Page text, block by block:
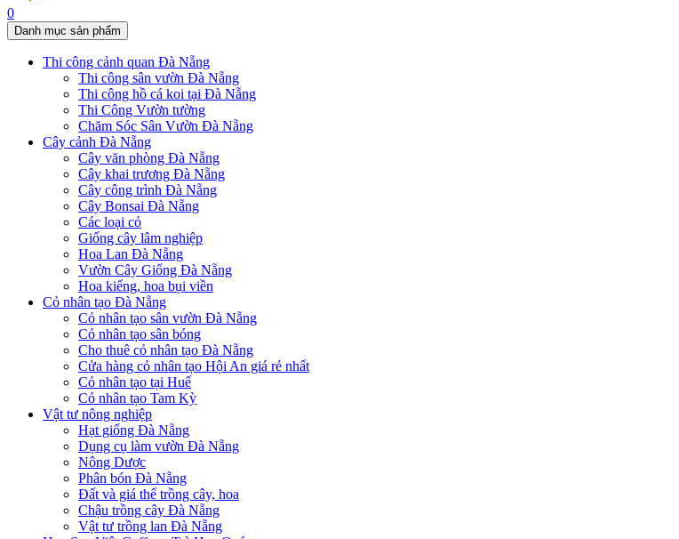
0
Danh mục sản phẩm
Thi công cảnh quan Đà Nẵng
Thi công sân vườn Đà Nẵng
Thi công hồ cá koi tại Đà Nẵng
Thi Công Vườn tường
Chăm Sóc Sân Vườn Đà Nẵng
Cây cảnh Đà Nẵng
Cây văn phòng Đà Nẵng
Cây khai trương Đà Nẵng
Cây công trình Đà Nẵng
Cây Bonsai Đà Nẵng
Các loại cỏ
Giống cây lâm nghiệp
Hoa Lan Đà Nẵng
Vườn Cây Giống Đà Nẵng
Hoa kiểng, hoa bụi viền
Cỏ nhân tạo Đà Nẵng
Cỏ nhân tạo sân vườn Đà Nẵng
Cỏ nhân tạo sân bóng
Cho thuê cỏ nhân tạo Đà Nẵng
Cửa hàng cỏ nhân tạo Hội An giá rẻ nhất
Cỏ nhân tạo tại Huế
Cỏ nhân tạo Tam Kỳ
Vật tư nông nghiệp
Hạt giống Đà Nẵng
Dụng cụ làm vườn Đà Nẵng
Nông Dược
Phân bón Đà Nẵng
Đất và giá thể trồng cây, hoa
Chậu trồng cây Đà Nẵng
Vật tư trồng lan Đà Nẵng